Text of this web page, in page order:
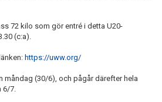
72 kilo som gör entré i detta U20-
(c:a).
https://uww.org/
(30/6), och pågår därefter hela
6/7.